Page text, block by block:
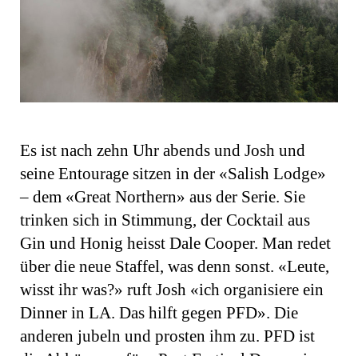
Es ist nach zehn Uhr abends und Josh und
seine Entourage sitzen in der «Salish Lodge»
– dem «Great Northern» aus der Serie. Sie
trinken sich in Stimmung, der Cocktail aus
Gin und Honig heisst Dale Cooper. Man redet
über die neue Staffel, was denn sonst. «Leute,
wisst ihr was?» ruft Josh «ich organisiere ein
Dinner in LA. Das hilft gegen PFD». Die
anderen jubeln und prosten ihm zu. PFD ist